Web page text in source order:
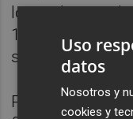
lo que la tasa
14,77%,
sector privado.
Por su parte,
Uso
datos
Nosotros y
cookies y